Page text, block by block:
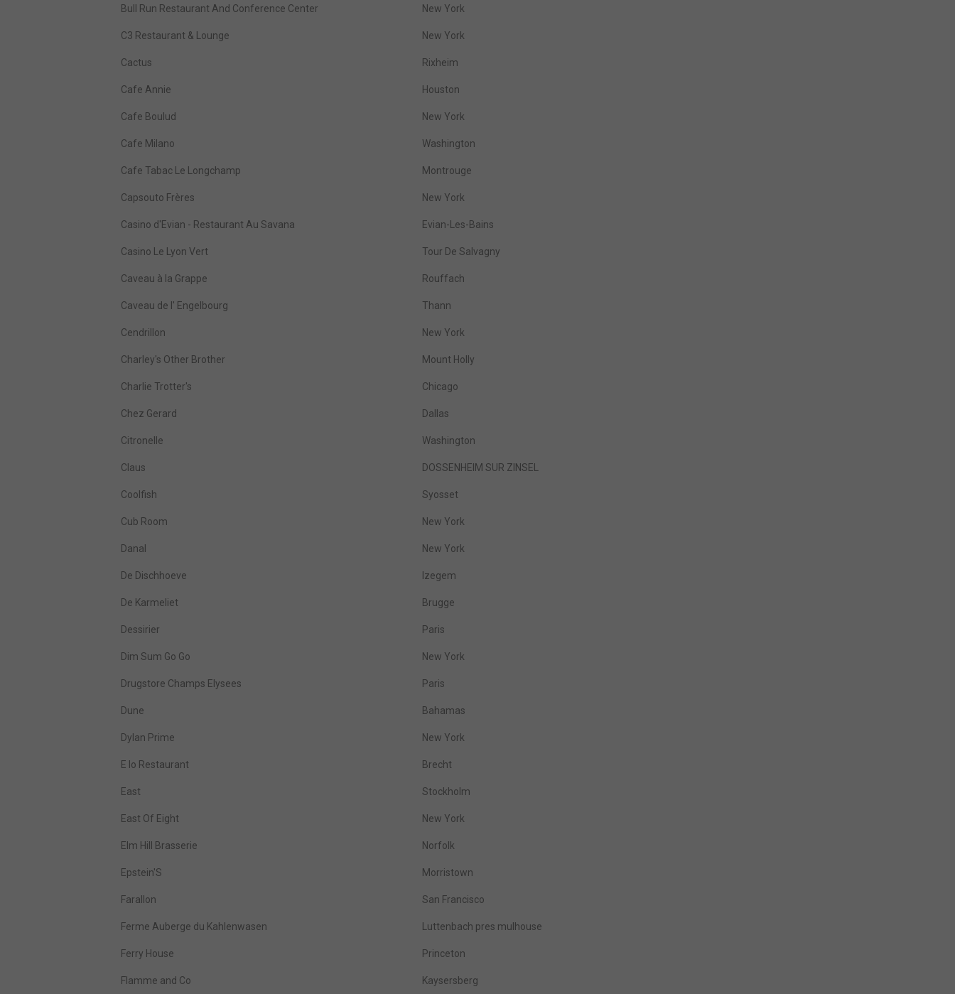
Bull Run Restaurant And Conference Center New York
C3 Restaurant & Lounge New York
Cactus Rixheim
Cafe Annie Houston
Cafe Boulud New York
Cafe Milano Washington
Cafe Tabac Le Longchamp Montrouge
Capsouto Frères New York
Casino d'Evian - Restaurant Au Savana Evian-Les-Bains
Casino Le Lyon Vert Tour De Salvagny
Caveau à la Grappe Rouffach
Caveau de l' Engelbourg Thann
Cendrillon New York
Charley's Other Brother Mount Holly
Charlie Trotter's Chicago
Chez Gerard Dallas
Citronelle Washington
Claus DOSSENHEIM SUR ZINSEL
Coolfish Syosset
Cub Room New York
Danal New York
De Dischhoeve Izegem
De Karmeliet Brugge
Dessirier Paris
Dim Sum Go Go New York
Drugstore Champs Elysees Paris
Dune Bahamas
Dylan Prime New York
E Io Restaurant Brecht
East Stockholm
East Of Eight New York
Elm Hill Brasserie Norfolk
Epstein'S Morristown
Farallon San Francisco
Ferme Auberge du Kahlenwasen Luttenbach pres mulhouse
Ferry House Princeton
Flamme and Co Kaysersberg